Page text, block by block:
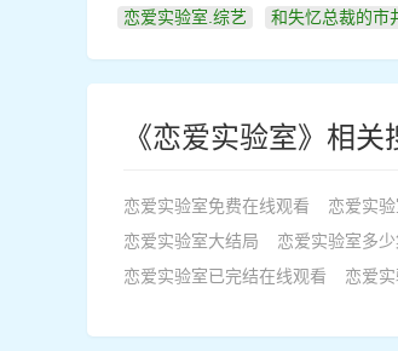
恋爱实验室.综艺 和失忆总裁的市
《恋爱实验室》相关
恋爱实验室免费在线观看 恋爱实
恋爱实验室大结局
恋爱实验室多少
恋爱实验室已完结在线观看
恋爱